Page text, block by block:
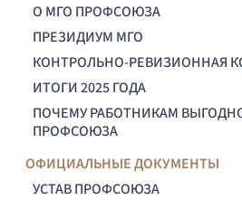
О МГО ПРОФСОЮЗА
ПРЕЗИДИУМ МГО
КОНТРОЛЬНО-РЕВИЗИОННАЯ
ИТОГИ 2025 ГОДА
ПОЧЕМУ РАБОТНИКАМ
ПРОФСОЮЗА
ОФИЦИАЛЬНЫЕ ДОКУМЕНТЫ
УСТАВ ПРОФСОЮЗА